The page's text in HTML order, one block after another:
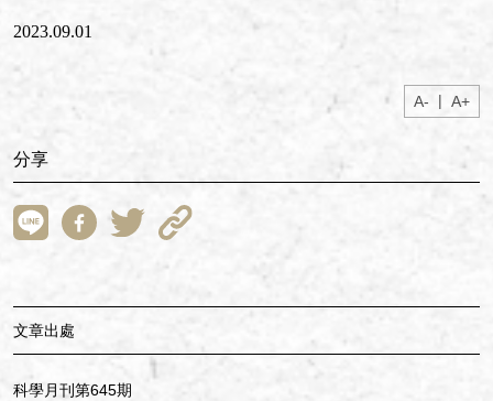
2023.09.01
A- | A+
分享
文章出處
科學月刊第645期